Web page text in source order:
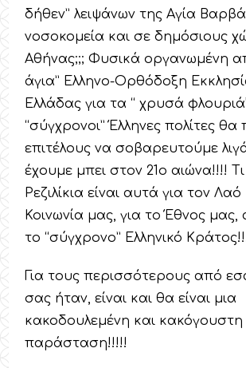
δήθεν” λειψάνων της Αγία
νοσοκομεία και σε δημόσιους
Αθήνας;;; Φυσικά οργανωμένη
άγια” Ελληνο-Ορθόδοξη
Ελλάδας για τα “ χρυσά
“σύγχρονοι” Έλληνες πολίτες θα
επιτέλους να σοβαρευτούμε
έχουμε μπει στον 21ο αιώνα!!!! Τι
Ρεζιλίκια είναι αυτά για τον
Κοινωνία μας, για το Έθνος μας,
το “σύγχρονο” Ελληνικό
Για τους περισσότερους από
σας ήταν, είναι και θα είναι μια
κακοδουλεμένη και κακόγουστη
παράσταση!!!!!